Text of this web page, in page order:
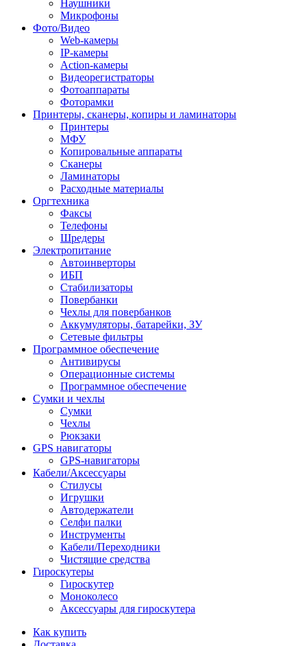
Наушники
Микрофоны
Фото/Видео
Web-камеры
IP-камеры
Action-камеры
Видеорегистраторы
Фотоаппараты
Фоторамки
Принтеры, сканеры, копиры и ламинаторы
Принтеры
МФУ
Копировальные аппараты
Сканеры
Ламинаторы
Расходные материалы
Оргтехника
Факсы
Телефоны
Шредеры
Электропитание
Автоинверторы
ИБП
Стабилизаторы
Повербанки
Чехлы для повербанков
Аккумуляторы, батарейки, ЗУ
Сетевые фильтры
Программное обеспечение
Антивирусы
Операционные системы
Программное обеспечение
Сумки и чехлы
Сумки
Чехлы
Рюкзаки
GPS навигаторы
GPS-навигаторы
Кабели/Аксессуары
Стилусы
Игрушки
Автодержатели
Селфи палки
Инструменты
Кабели/Переходники
Чистящие средства
Гироскутеры
Гироскутер
Моноколесо
Аксессуары для гироскутера
Как купить